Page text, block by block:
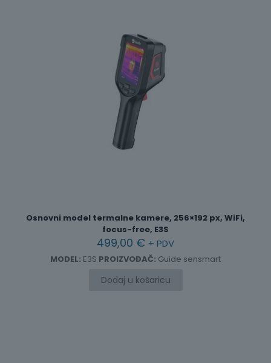
Osnovni model termalne kamere, 256×192 px, WiFi,
focus-free, E3S
499,00 € + PDV
MODEL: E3S PROIZVOĐAČ: Guide sensmart
Dodaj u košaricu